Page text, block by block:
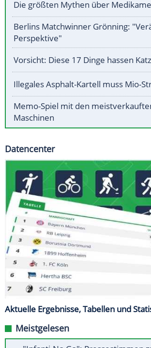
Die größten Mythen über
Berlins Matchwinner Grönning:
Perspektive"
Vorsicht: Diese 17 Dinge hassen
Illegales Asphalt-Kartell muss Mio-
Memo-Spiel mit den
Maschinen
Datencenter
Aktuelle Ergebnisse, Tabellen und
Meistgelesen